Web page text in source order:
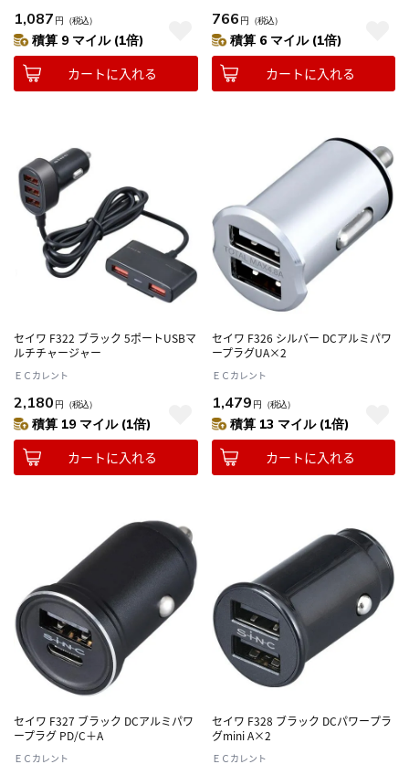
1,087 円 （税込）
積算 9 マイル (1倍)
カートに入れる
766 円 （税込）
積算 6 マイル (1倍)
カートに入れる
セイワ F322 ブラック 5ポートUSBマ
ルチチャージャー
ＥＣカレント
2,180 円 （税込）
積算 19 マイル (1倍)
カートに入れる
セイワ F326 シルバー DCアルミパワ
ープラグUA×2
ＥＣカレント
1,479 円 （税込）
積算 13 マイル (1倍)
カートに入れる
セイワ F327 ブラック DCアルミパワ
ープラグ PD/C＋A
ＥＣカレント
セイワ F328 ブラック DCパワープラ
グmini A×2
ＥＣカレント